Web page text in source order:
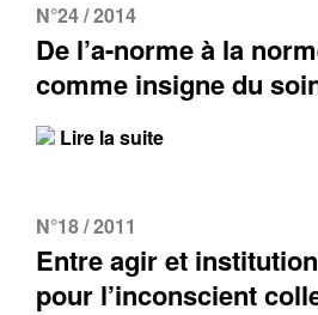
N°24 / 2014
De l’a-norme à la
comme insigne du
Lire la suite
N°18 / 2011
Entre agir et
pour l’inconscient